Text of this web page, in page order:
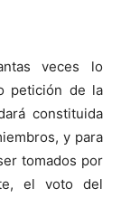
veces lo
petición de la
constituida
y para
tomados por
el voto del